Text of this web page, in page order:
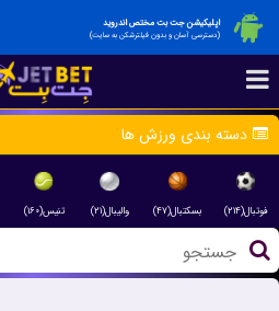
اپلیکیشن جت بت مختص اندروید
(دسترسی آسان و بدون فیلترشکن به سایت)
دسته بندی ورزش ها
فوتبال(۲۱۴) بسکتبال(۴۷) والیبال(۲۱) تنیس(۱۶۰)